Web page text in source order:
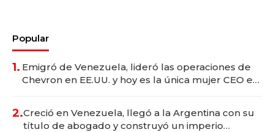
Popular
1. Emigró de Venezuela, lideró las operaciones de
Chevron en EE.UU. y hoy es la única mujer CEO en
2.Creció en Venezuela, llegó a la Argentina con su
título de abogado y construyó un imperio